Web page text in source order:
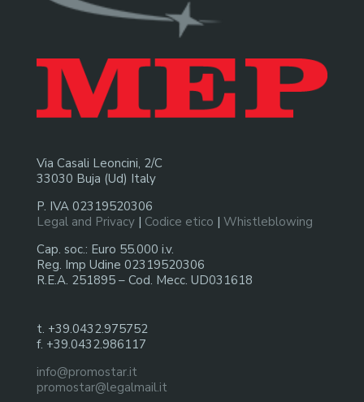
Via Casali Leoncini, 2/C
33030 Buja (Ud) Italy
P. IVA 02319520306
Legal and Privacy| Codice etico | Whistleblowing
Cap. soc.: Euro 55.000 i.v.
Reg. Imp Udine 02319520306
R.E.A. 251895 – Cod. Mecc. UD031618
t. +39.0432.975752
f. +39.0432.986117
info@promostar.it
promostar@legalmail.it